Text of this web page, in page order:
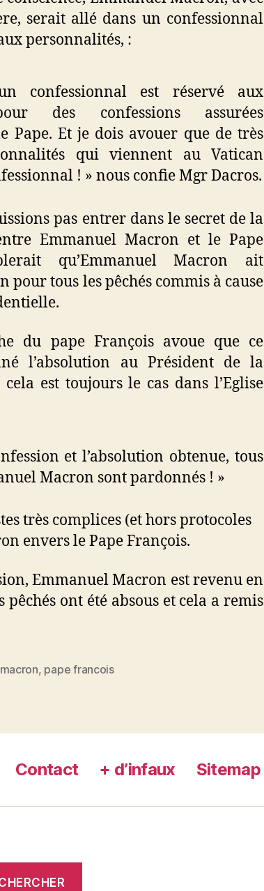
serait allé dans un confessionnal
personnalités, :
confessionnal est réservé aux
des confessions assurées
Pape. Et je dois avouer que de très
qui viennent au Vatican
! » nous confie Mgr Dacros.
pas entrer dans le secret de la
Emmanuel Macron et le Pape
qu’Emmanuel Macron ait
pour tous les pêchés commis à cause
du pape François avoue que ce
l’absolution au Président de la
est toujours le cas dans l’Eglise
et l’absolution obtenue, tous
Macron sont pardonnés ! »
très complices (et hors protocoles
envers le Pape François.
Emmanuel Macron est revenu en
pêchés ont été absous et cela a remis
macron, pape francois
Contact + d’infaux Sitemap